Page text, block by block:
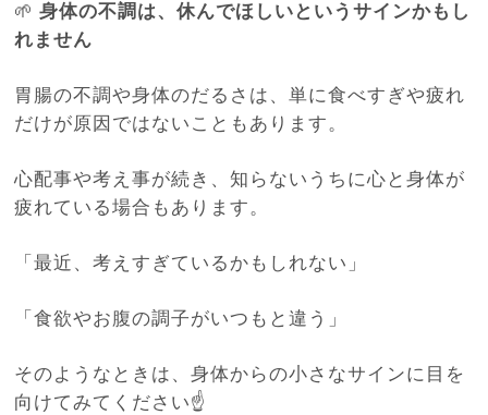
🌱 身体の不調は、休んでほしいというサインかもし
れません
胃腸の不調や身体のだるさは、単に食べすぎや疲れ
だけが原因ではないこともあります。
心配事や考え事が続き、知らないうちに心と身体が
疲れている場合もあります。
「最近、考えすぎているかもしれない」
「食欲やお腹の調子がいつもと違う」
そのようなときは、身体からの小さなサインに目を
向けてみてください☝️